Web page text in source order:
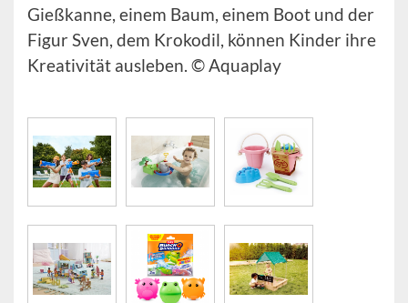
Gießkanne, einem Baum, einem Boot und der
Figur Sven, dem Krokodil, können Kinder ihre
Kreativität ausleben. © Aquaplay